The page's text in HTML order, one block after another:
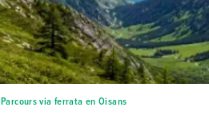
Parcours via ferrata en Oisans